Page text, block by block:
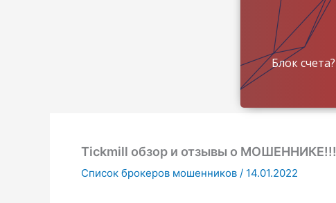
Блок счета?
Tickmill обзор и отзывы о МОШЕННИКЕ!!!
Список брокеров мошенников / 14.01.2022